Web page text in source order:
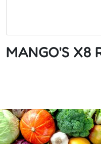
MANGO'S X8